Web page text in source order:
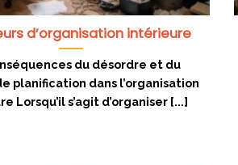
d’organisation intérieure
du désordre et du
planification dans l’organisation
Lorsqu’il s’agit d’organiser [...]